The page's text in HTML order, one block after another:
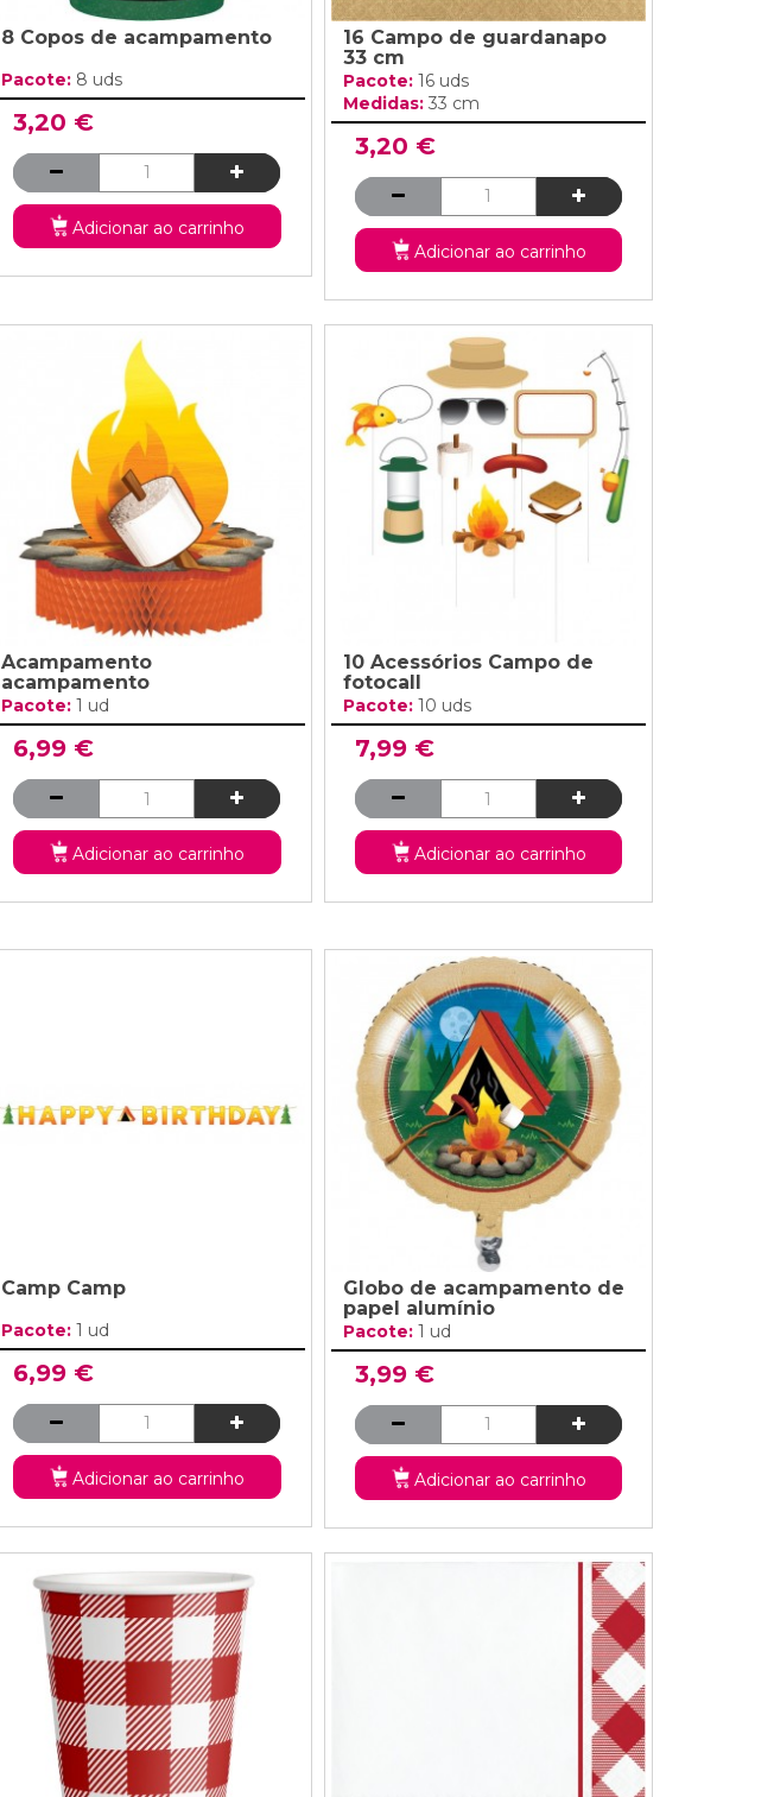
8 Copos de acampamento
Pacote: 8 uds
3,20 €
Adicionar ao carrinho
16 Campo de guardanapo
33 cm
Pacote: 16 uds
Medidas: 33 cm
3,20 €
Adicionar ao carrinho
Acampamento
acampamento
Pacote: 1 ud
6,99 €
Adicionar ao carrinho
10 Acessórios Campo de
fotocall
Pacote: 10 uds
7,99 €
Adicionar ao carrinho
Camp Camp
Pacote: 1 ud
6,99 €
Adicionar ao carrinho
Globo de acampamento de
papel alumínio
Pacote: 1 ud
3,99 €
Adicionar ao carrinho